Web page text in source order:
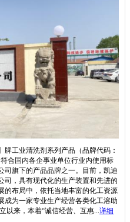
工业清洗剂系列产品（品牌代码：
合国内各企事业单位行业内使用标
司旗下的产品品牌之一。目前，凯迪
司，具有现代化的生产装置和先进的
的布局中，依托当地丰富的化工资源
成为一家专业生产经营各类化工溶助
以来，本着“诚信经营、互惠...详细